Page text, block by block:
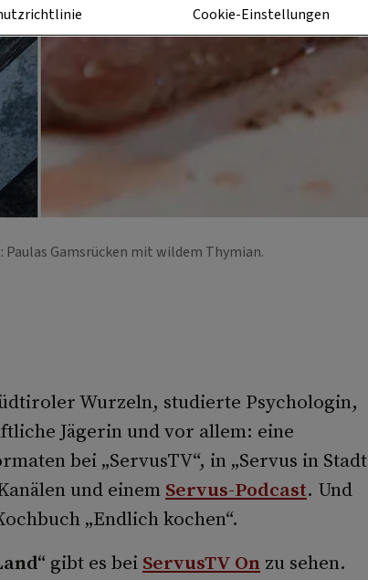
Gamsrücken mit wildem Thymian.
Wurzeln, studierte Psychologin,
Jägerin und vor allem: eine
bei „ServusTV“, in „Servus in Stadt
und einem Servus-Podcast. Und
„Endlich kochen“.
gibt es bei ServusTV On zu sehen.
Cookie-Einstellungen